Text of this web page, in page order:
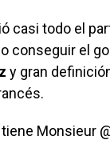
casi todo el
conseguir el
y gran
tiene Monsieur